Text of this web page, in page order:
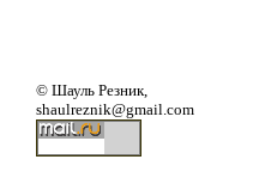
© Шауль Резник,
shaulreznik@gmail.com